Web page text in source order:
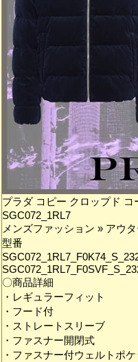
プラダ コピー クロップド
SGC072_1RL7
メンズファッション » アウ
型番
〇商品詳細
・レギュラーフィット
・フード付
・ストレートスリーブ
・ファスナー開閉式
・ファスナー付ウェルトポ